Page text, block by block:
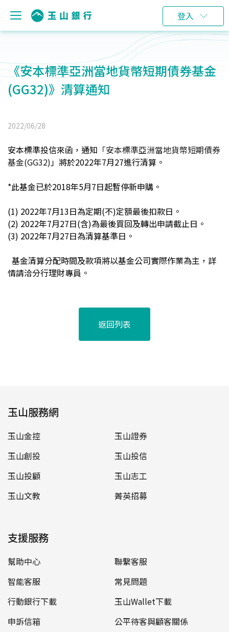
登入
《安本標準亞洲當地貨幣短期債券基金
(GG32)》清算通知
2022/06/28
安本標準投信來函，通知 「安本標準亞洲當地貨幣短期債券
基金(GG32)」將於2022年7月27進行清算。
*此基金已於2018年5月7日起暫停新申購。
(1) 2022年7月13日為定期(不)定額最後扣款日。
(2) 2022年7月27日(含)為最後買回及轉出申請截止日。
(3) 2022年7月27日為清算基準日。
基金清算分配時間及款項將以基金公司實際作業為主 ，詳
情請洽分行理財專員。
返回列表
玉山服務網
玉山金控
玉山證券
玉山創投
玉山投信
玉山投顧
玉山志工
玉山文教
菁英招募
支援服務
幫助中心
聯繫客服
智能客服
常見問題
行動銀行下載
玉山Wallet下載
申訴信箱
公平待客與顧客關係